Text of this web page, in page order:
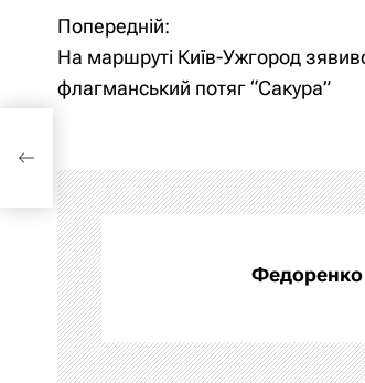
Н
а
і
г
а
ц
і
Попередній:
На маршруті Київ-Ужгород
флагманський потяг “Сакура”
Федоренко